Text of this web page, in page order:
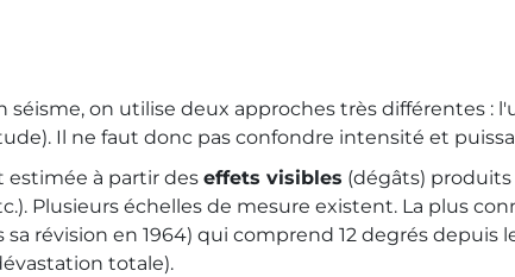
séisme, on utilise deux approches très différentes :
Il ne faut donc pas confondre intensité et
estimée à partir des effets visibles (dégâts)
Plusieurs échelles de mesure existent. La plus
sa révision en 1964) qui comprend 12 degrés
totale).